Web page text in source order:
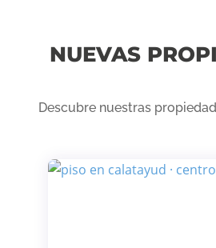
NUEVAS
Descubre nuestras